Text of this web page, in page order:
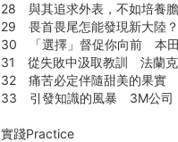
28 與其追求外表，不如培養
29 畏首畏尾怎能發現新大陸
30 「選擇」督促你向前 本田
31 從失敗中汲取教訓 法蘭克
32 痛苦必定伴隨甜美的果實
33 引發知識的風暴 3M公司
實踐Practice